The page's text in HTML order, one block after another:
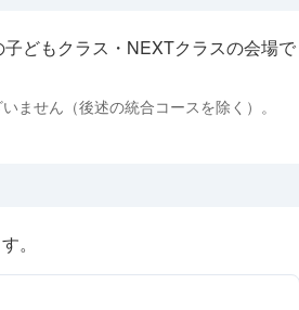
どもクラス・NEXTクラスの会場で
ません（後述の統合コースを除く）。
。